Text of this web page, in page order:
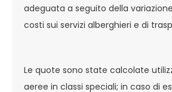
adeguata a seguito della
costi sui servizi alberghieri e di
Le quote sono state calcolate
aeree in classi speciali; in caso di